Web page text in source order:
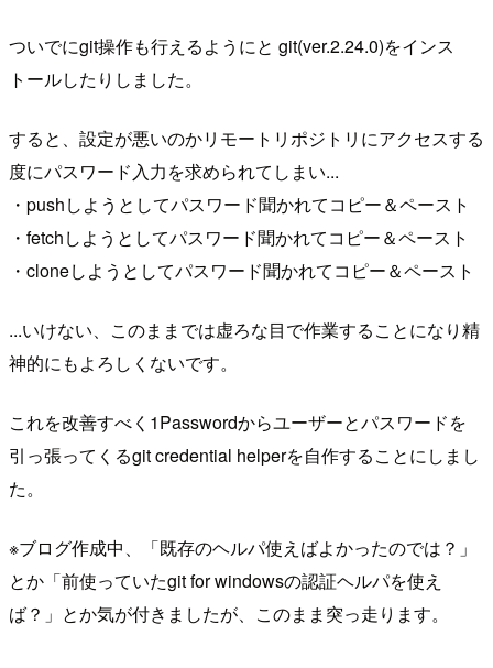
ついでにgit操作も行えるようにと git(ver.2.24.0)をインス
トールしたりしました。
すると、設定が悪いのかリモートリポジトリにアクセスする
度にパスワード入力を求められてしまい...
・pushしようとしてパスワード聞かれてコピー＆ペースト
・fetchしようとしてパスワード聞かれてコピー＆ペースト
・cloneしようとしてパスワード聞かれてコピー＆ペースト
...いけない、このままでは虚ろな目で作業することになり精
神的にもよろしくないです。
これを改善すべく1Passwordからユーザーとパスワードを
引っ張ってくるgit credential helperを自作することにしまし
た。
※ブログ作成中、「既存のヘルパ使えばよかったのでは？」
とか「前使っていたgit for windowsの認証ヘルパを使え
ば？」とか気が付きましたが、このまま突っ走ります。